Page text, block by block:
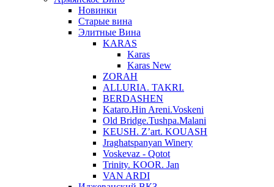
Новинки
Старые вина
Элитные Вина
KARAS
Karas
Karas New
ZORAH
ALLURIA. TAKRI.
BERDASHEN
Kataro.Hin Areni.Voskeni
Old Bridge.Tushpa.Malani
KEUSH. Z’art. KOUASH
Jraghatspanyan Winery
Voskevaz - Qotot
Trinity. KOOR. Jan
VAN ARDI